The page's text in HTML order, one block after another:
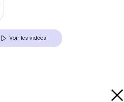
Voir les vidéos